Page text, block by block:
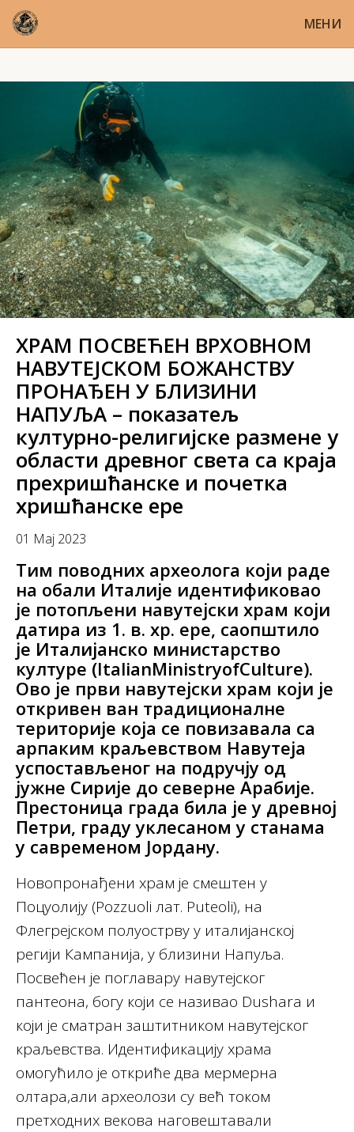
МЕНИ
ХРАМ ПОСВЕЋЕН ВРХОВНОМ
НАВУТЕЈСКОМ БОЖАНСТВУ
ПРОНАЂЕН У БЛИЗИНИ
НАПУЉА – показатељ
културно-религијске размене у
области древног света са краја
прехришћанске и почетка
хришћанске ере
01 Мај 2023
Тим поводних археолога који раде
на обали Италије идентификовао
је потопљени навутејски храм који
датира из 1. в. хр. ере, саопштило
је Италијанско министарство
културе (ItalianMinistryofCulture).
Ово је први навутејски храм који је
откривен ван традиционалне
територије која се повизавала са
арпаким краљевством Навутеја
успостављеног на подручју од
јужне Сирије до северне Арабије.
Престоница града била је у древној
Петри, граду уклесаном у станама
у савременом Јордану.
Новопронађени храм је смештен у
Поцуолију (Pozzuoli лат. Puteoli), на
Флегрејском полуострву у италијанској
регији Кампанија, у близини Напуља.
Посвећен је поглавару навутејског
пантеона, богу који се називао Dushara и
који је сматран заштитником навутејског
краљевства. Идентификацију храма
омогућило је откриће два мермерна
олтара,али археолози су већ током
претходних векова наговештавали